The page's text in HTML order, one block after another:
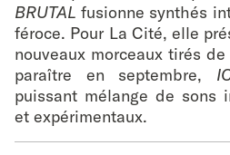
BRUTAL fusionne synthés
féroce. Pour La Cité, elle
nouveaux morceaux tirés
paraître en septembre,
puissant mélange de sons
et expérimentaux.